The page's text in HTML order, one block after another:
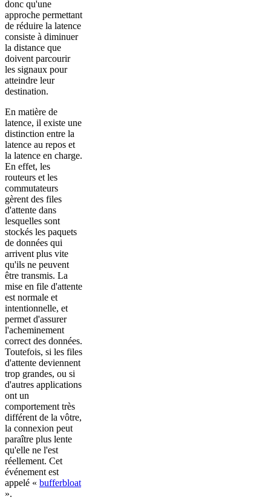
donc qu'une
approche permettant
de réduire la latence
consiste à diminuer
la distance que
doivent parcourir
les signaux pour
atteindre leur
destination.
En matière de
latence, il existe une
distinction entre la
latence au repos et
la latence en charge.
En effet, les
routeurs et les
commutateurs
gèrent des files
d'attente dans
lesquelles sont
stockés les paquets
de données qui
arrivent plus vite
qu'ils ne peuvent
être transmis. La
mise en file d'attente
est normale et
intentionnelle, et
permet d'assurer
l'acheminement
correct des données.
Toutefois, si les files
d'attente deviennent
trop grandes, ou si
d'autres applications
ont un
comportement très
différent de la vôtre,
la connexion peut
paraître plus lente
qu'elle ne l'est
réellement. Cet
événement est
appelé « bufferbloat
».